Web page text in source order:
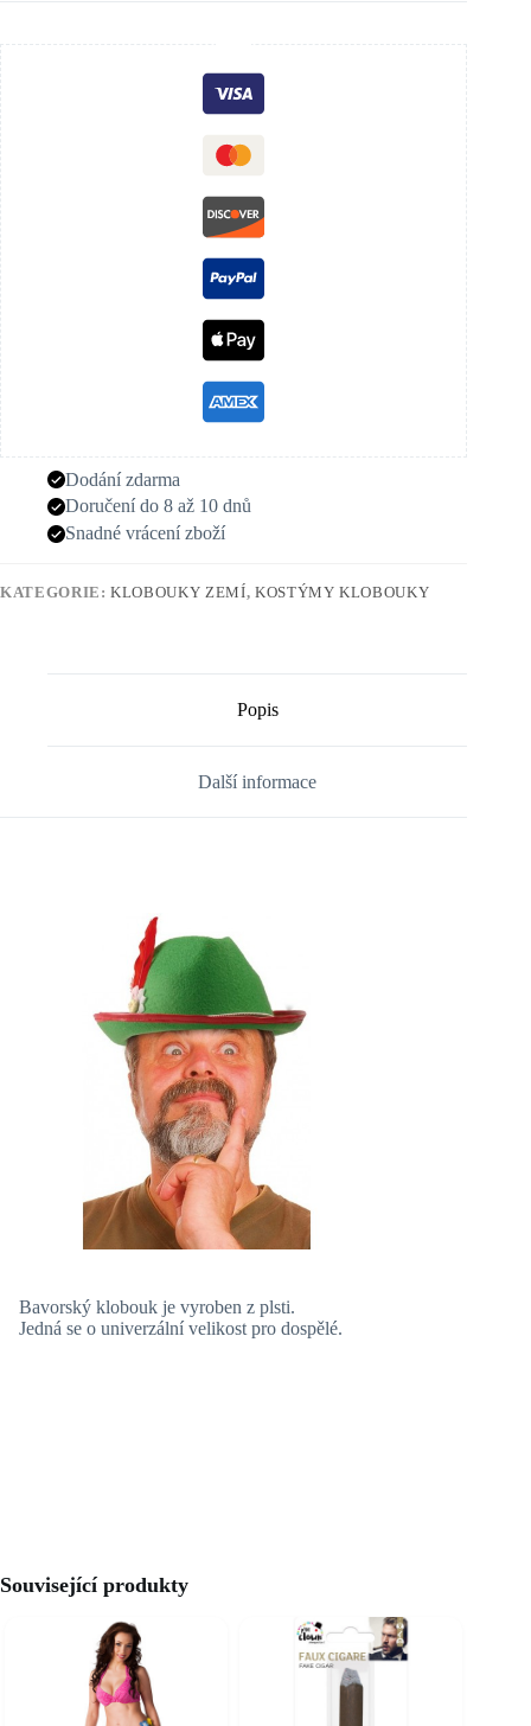
Dodání zdarma
Doručení do 8 až 10 dnů
Snadné vrácení zboží
KATEGORIE:KLOBOUKY ZEMÍ, KOSTÝMY KLOBOUKY
Popis
Další informace
Bavorský klobouk je vyroben z plsti.
Jedná se o univerzální velikost pro dospělé.
Související produkty